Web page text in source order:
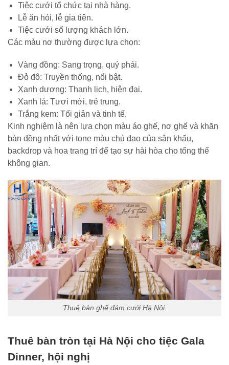
Tiệc cưới tổ chức tại nhà hàng.
Lễ ăn hỏi, lễ gia tiên.
Tiệc cưới số lượng khách lớn.
Các màu nơ thường được lựa chọn:
Vàng đồng: Sang trọng, quý phái.
Đỏ đô: Truyền thống, nổi bật.
Xanh dương: Thanh lịch, hiện đại.
Xanh lá: Tươi mới, trẻ trung.
Trắng kem: Tối giản và tinh tế.
Kinh nghiệm là nên lựa chọn màu áo ghế, nơ ghế và khăn
bàn đồng nhất với tone màu chủ đạo của sân khấu,
backdrop và hoa trang trí để tạo sự hài hòa cho tổng thể
không gian.
Thuê bàn ghế đám cưới Hà Nội.
Thuê bàn tròn tại Hà Nội cho tiệc Gala
Dinner, hội nghị